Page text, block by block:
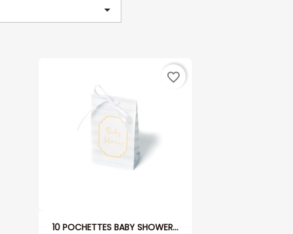

10 POCHETTES BABY SHOWER...
favorite_border